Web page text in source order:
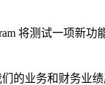
将测试一项新
的业务和财务业绩